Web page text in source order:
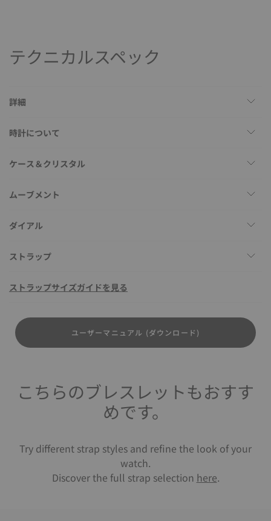
テクニカルスペック
詳細
時計について
ケース＆クリスタル
ムーブメント
ダイアル
ストラップ
ストラップサイズガイドを見る
ユーザーマニュアル (ダウンロード)
こちらのブレスレットもおすす
めです。
Try different strap styles and refine the look of your
watch.
Discover the full strap selection here.